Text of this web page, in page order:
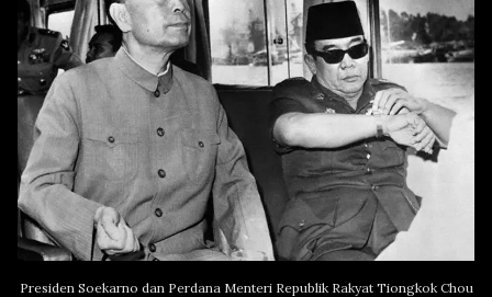
Presiden Soekarno dan Perdana Menteri Republik Rakyat Tiongkok Chou